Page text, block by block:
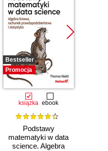
Bestseller
Promocja
książka ebook
Podstawy
matematyki w data
science. Algebra